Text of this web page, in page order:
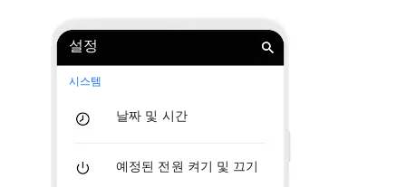
설정
시스템
날짜 및 시간
예정된 전원 켜기 및 끄기